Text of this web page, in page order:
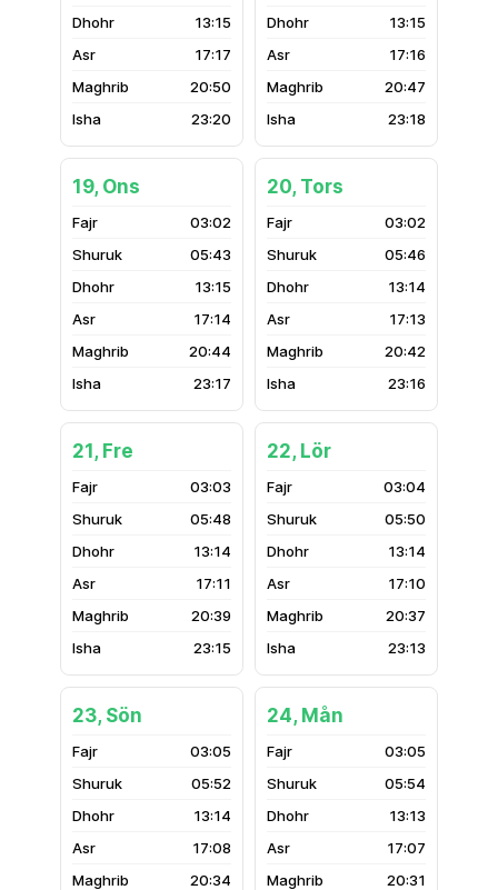
13:15
17:17
20:50
23:20
13:15
17:16
20:47
23:18
19, Ons
03:02
05:43
13:15
17:14
20:44
23:17
20, Tors
03:02
05:46
13:14
17:13
20:42
23:16
21, Fre
03:03
05:48
13:14
17:11
20:39
23:15
22, Lör
03:04
05:50
13:14
17:10
20:37
23:13
23, Sön
03:05
05:52
13:14
17:08
20:34
24, Mån
03:05
05:54
13:13
17:07
20:31